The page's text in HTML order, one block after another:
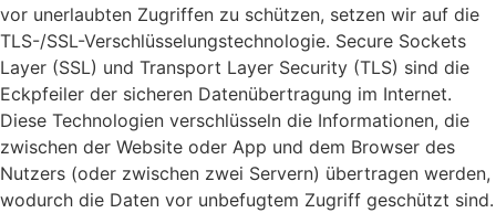
vor unerlaubten Zugriffen zu schützen, setzen wir auf die
TLS-/SSL-Verschlüsselungstechnologie. Secure Sockets
Layer (SSL) und Transport Layer Security (TLS) sind die
Eckpfeiler der sicheren Datenübertragung im Internet.
Diese Technologien verschlüsseln die Informationen, die
zwischen der Website oder App und dem Browser des
Nutzers (oder zwischen zwei Servern) übertragen werden,
wodurch die Daten vor unbefugtem Zugriff geschützt sind.